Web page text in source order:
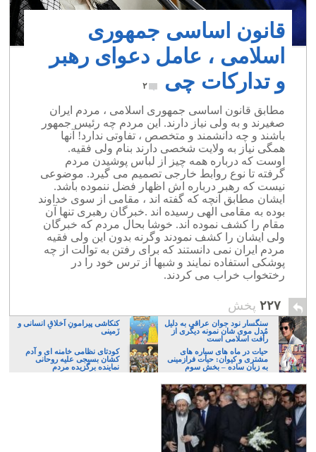
قانون اساسی جمهوری
اسلامی ، عامل دعوای رهبر
و تدارکات چی
۲
مطابق قانون اساسی جمهوری اسلامی ، مردم ایران
صغیرند و به ولی نیاز دارند. این مردم چه رئیس جمهور
باشند و چه دانشمند و متخصص ، تفاوتی ندارد! آنها
همگی نیاز به ولایت شخصی دارند بنام ولی فقیه.
اوست که درباره همه چیز از لباس پوشیدن مردم
گرفته تا نوع روابط خارجی تصمیم می گیرد. موضوعی
نیست که رهبر درباره اش اظهار فضل ننموده باشد.
ایشان مطابق آنچه که گفته اند ، مقامی از سوی خداوند
بوده به مقامی الهی رسیده اند .خبرگان رهبری تنها آن
مقام را کشف نموده اند. خوشا بحال مردم که خبرگان
ولی ایشان را کشف نمودند وگرنه بدون این ولی فقیه
مردم ایران نمی دانستند که برای رفتن به توالت از چه
پوشکی استفاده نمایند و شبها از ترس خود را در
رختخواب خراب می کردند.
۲۲۷ پخش
سنگسار نود جوان عراقی به دلیل
مُدل موی شان نمونه دیگری از
رأفت اسلامی است
کنکاشی پیرامونِ اَخلاقِ انسانی و
زَمینی
حیات در ماه های سیاره های
مشتری و کیوان: حیات فرازمینی
به زبان ساده – بخش سوم
کودتای نظامی خامنه ای و آدم
کشان بسیجی علیه روحانی
نماینده برگزیده مردم